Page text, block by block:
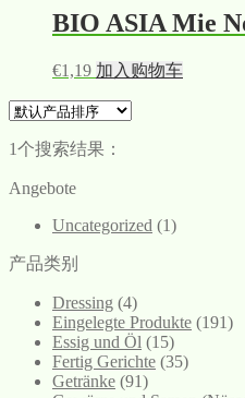
BIO ASIA Mie
€1,19 加入购物车
1个搜索结果：
Angebote
Uncategorized (1)
产品类别
Dressing (4)
Eingelegte Produkte (191)
Essig und Öl (15)
Fertig Gerichte (35)
Getränke (91)